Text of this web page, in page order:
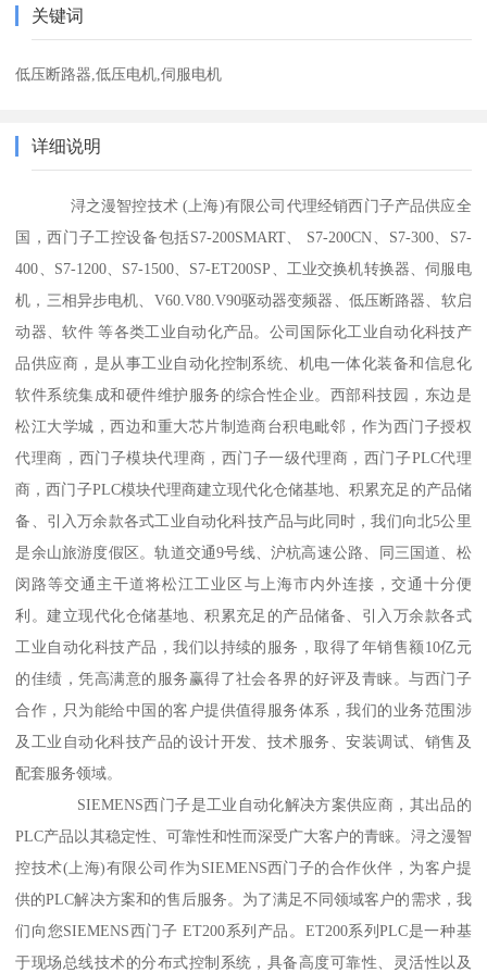
关键词
低压断路器,低压电机,伺服电机
详细说明
浔之漫智控技术 (上海)有限公司代理经销西门子产品供应全
国，西门子工控设备包括S7-200SMART、 S7-200CN、S7-300、S7-
400、S7-1200、S7-1500、S7-ET200SP、工业交换机转换器、伺服电
机，三相异步电机、V60.V80.V90驱动器变频器、低压断路器、软启
动器、软件 等各类工业自动化产品。公司国际化工业自动化科技产
品供应商，是从事工业自动化控制系统、机电一体化装备和信息化
软件系统集成和硬件维护服务的综合性企业。西部科技园，东边是
松江大学城，西边和重大芯片制造商台积电毗邻，作为西门子授权
代理商，西门子模块代理商，西门子一级代理商，西门子PLC代理
商，西门子PLC模块代理商建立现代化仓储基地、积累充足的产品储
备、引入万余款各式工业自动化科技产品与此同时，我们向北5公里
是余山旅游度假区。轨道交通9号线、沪杭高速公路、同三国道、松
闵路等交通主干道将松江工业区与上海市内外连接，交通十分便
利。建立现代化仓储基地、积累充足的产品储备、引入万余款各式
工业自动化科技产品，我们以持续的服务，取得了年销售额10亿元
的佳绩，凭高满意的服务赢得了社会各界的好评及青睐。与西门子
合作，只为能给中国的客户提供值得服务体系，我们的业务范围涉
及工业自动化科技产品的设计开发、技术服务、安装调试、销售及
配套服务领域。
SIEMENS西门子是工业自动化解决方案供应商，其出品的
PLC产品以其稳定性、可靠性和性而深受广大客户的青睐。浔之漫智
控技术(上海)有限公司作为SIEMENS西门子的合作伙伴，为客户提
供的PLC解决方案和的售后服务。为了满足不同领域客户的需求，我
们向您SIEMENS西门子 ET200系列产品。ET200系列PLC是一种基
于现场总线技术的分布式控制系统，具备高度可靠性、灵活性以及